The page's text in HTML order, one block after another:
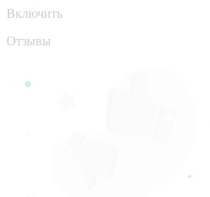
Включить
Отзывы